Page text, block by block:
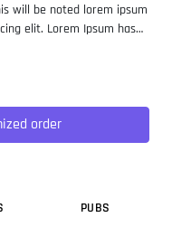
will be noted lorem ipsum
elit. Lorem Ipsum has
of type and
leap into electronic
It was
of Letraset sheets
order
PUBS